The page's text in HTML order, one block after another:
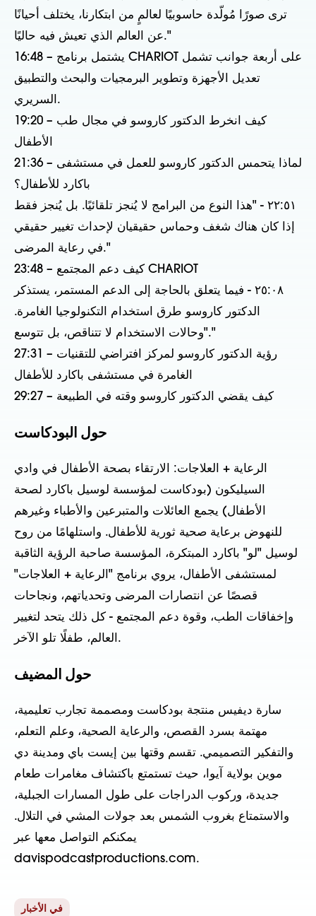
ترى صورًا مُولّدة حاسوبيًا لعالمٍ من ابتكارنا، يختلف أحيانًا
عن العالم الذي تعيش فيه حاليًا."
16:48 – يشتمل برنامج CHARIOT على أربعة جوانب تشمل
تعديل الأجهزة وتطوير البرمجيات والبحث والتطبيق
السريري.
19:20 – كيف انخرط الدكتور كاروسو في مجال طب
الأطفال
21:36 – لماذا يتحمس الدكتور كاروسو للعمل في مستشفى
باكارد للأطفال؟
٢٢:٥١ - "هذا النوع من البرامج لا يُنجز تلقائيًا. بل يُنجز فقط
إذا كان هناك شغف وحماس حقيقيان لإحداث تغيير حقيقي
في رعاية المرضى."
23:48 – كيف دعم المجتمع CHARIOT
٢٥:٠٨ - فيما يتعلق بالحاجة إلى الدعم المستمر، يستذكر
الدكتور كاروسو طرق استخدام التكنولوجيا الغامرة.
"وحالات الاستخدام لا تتناقص، بل تتوسع."
27:31 – رؤية الدكتور كاروسو لمركز افتراضي للتقنيات
الغامرة في مستشفى باكارد للأطفال
29:27 – كيف يقضي الدكتور كاروسو وقته في الطبيعة
حول البودكاست
الرعاية + العلاجات: الارتقاء بصحة الأطفال في وادي
السيليكون (بودكاست لمؤسسة لوسيل باكارد لصحة
الأطفال) يجمع العائلات والمتبرعين والأطباء وغيرهم
للنهوض برعاية صحية ثورية للأطفال. واستلهامًا من روح
لوسيل "لو" باكارد المبتكرة، المؤسسة صاحبة الرؤية الثاقبة
لمستشفى الأطفال، يروي برنامج "الرعاية + العلاجات"
قصصًا عن انتصارات المرضى وتحدياتهم، ونجاحات
وإخفاقات الطب، وقوة دعم المجتمع - كل ذلك يتحد لتغيير
العالم، طفلًا تلو الآخر.
حول المضيف
سارة ديفيس منتجة بودكاست ومصممة تجارب تعليمية،
مهتمة بسرد القصص، والرعاية الصحية، وعلم التعلم،
والتفكير التصميمي. تقسم وقتها بين إيست باي ومدينة دي
موين بولاية آيوا، حيث تستمتع باكتشاف مغامرات طعام
جديدة، وركوب الدراجات على طول المسارات الجبلية،
والاستمتاع بغروب الشمس بعد جولات المشي في التلال.
يمكنكم التواصل معها عبر
davispodcastproductions.com.
في الأخبار